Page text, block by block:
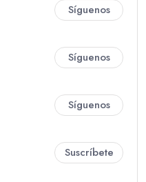
Síguenos
Síguenos
Síguenos
Suscríbete